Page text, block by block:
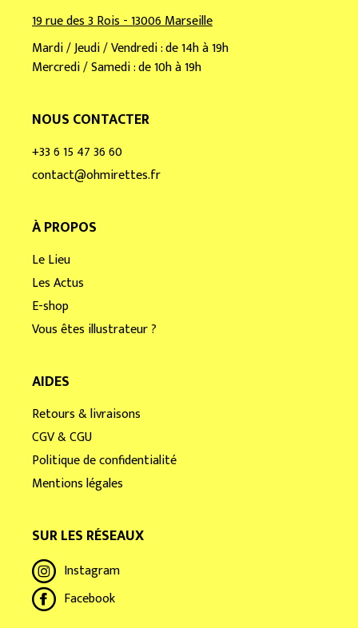
19 rue des 3 Rois - 13006 Marseille
Mardi / Jeudi / Vendredi : de 14h à 19h
Mercredi / Samedi : de 10h à 19h
NOUS CONTACTER
+33 6 15 47 36 60
contact@ohmirettes.fr
À PROPOS
Le Lieu
Les Actus
E-shop
Vous êtes illustrateur ?
AIDES
Retours & livraisons
CGV & CGU
Politique de confidentialité
Mentions légales
SUR LES RÉSEAUX
Instagram
Facebook